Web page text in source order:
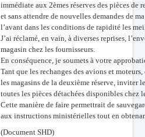
immédiate aux 2èmes réserves des pièces
et sans attendre de nouvelles demandes de
l’avant dans les conditions de rapidité les
J’ai réclamé, en vain, à diverses reprises,
magasin chez les fournisseurs.
En conséquence, je soumets à votre
Tant que les rechanges des avions et
les magasins de la deuxième réserve, inviter
toutes les pièces détachées disponibles chez
Cette manière de faire permettrait de
aux instructions ministérielles tout en
(Document SHD)